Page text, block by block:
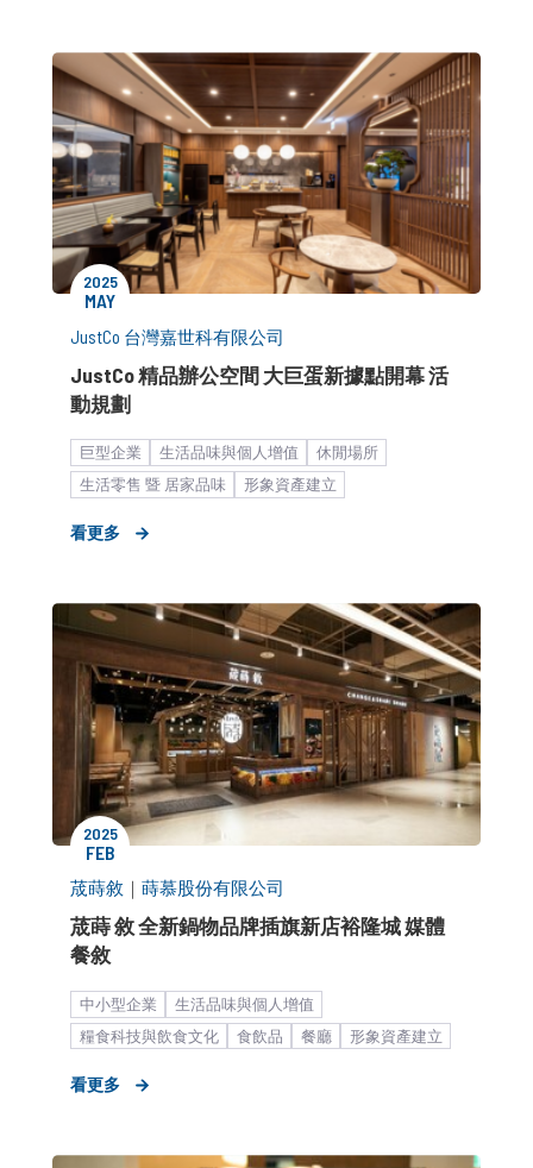
2025
MAY
JustCo 台灣嘉世科有限公司
JustCo 精品辦公空間 大巨蛋新據點開幕 活
動規劃
巨型企業 生活品味與個人增值
休閒場所
生活零售 暨 居家品味
形象資產建立
公關顧問解決方案
看更多
2025
FEB
荿蒔敘 ｜ 蒔慕股份有限公司
荿蒔 敘 全新鍋物品牌插旗新店裕隆城 媒體
餐敘
中小型企業
生活品味與個人增值
糧食科技與飲食文化
食飲品 餐廳
形象資產建立
產品評測／體驗
看更多